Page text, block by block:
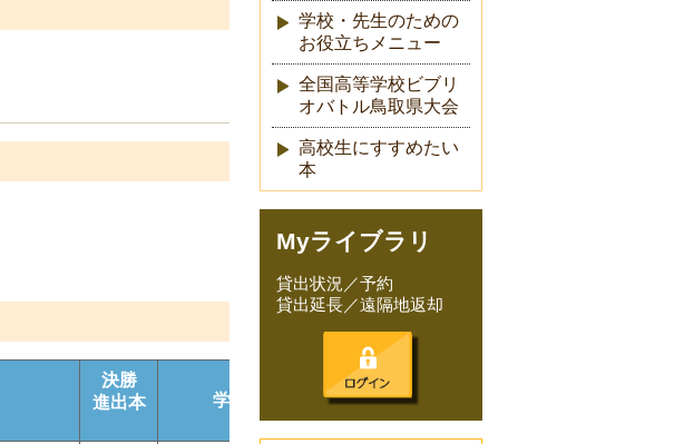
決勝
進出本
学校名
学校・先生のための
お役立ちメニュー
全国高等学校ビブリ
オバトル鳥取県大会
高校生にすすめたい
本
Myライブラリ
貸出状況／予約
貸出延長／遠隔地返却